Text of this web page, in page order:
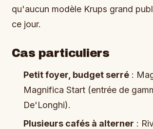
qu'aucun modèle Krups grand
ce jour.
Cas particuliers
Petit foyer, budget serré :
Magnifica Start (entrée de
De'Longhi).
Plusieurs cafés à alterner :